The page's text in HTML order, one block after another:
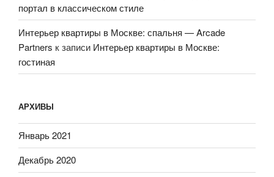
портал в классическом стиле
Интерьер квартиры в Москве: спальня — Arcade
Partners к записи Интерьер квартиры в Москве:
гостиная
АРХИВЫ
Январь 2021
Декабрь 2020